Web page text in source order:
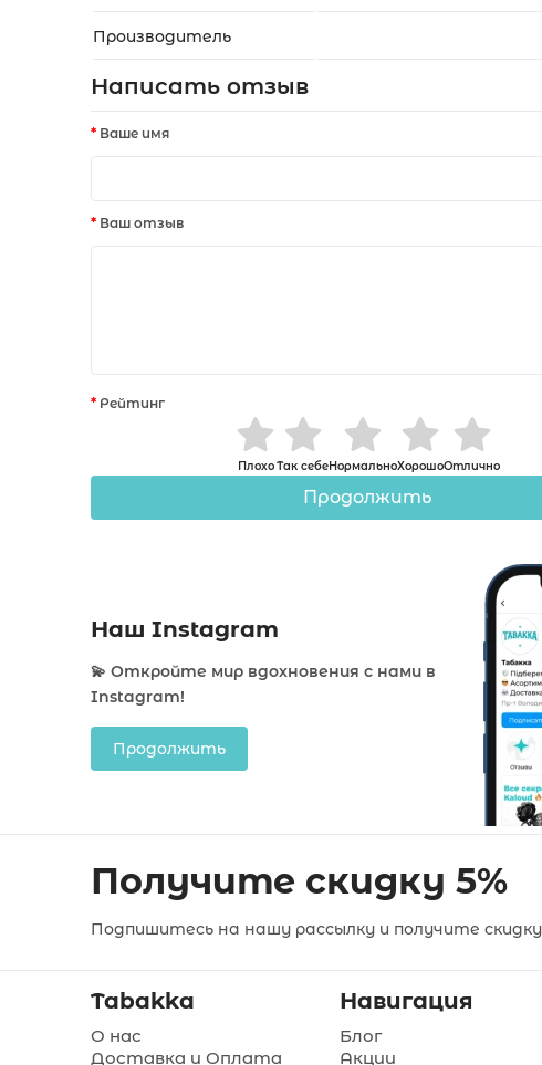
Производитель
Написать отзыв
Ваше имя
Ваш отзыв
Рейтинг
ПлохоТак себеНормальноХорошоОтлично
Продолжить
Наш Instagram
💫 Откройте мир вдохновения с нами в
Instagram!
Продолжить
Получите скидку 5%
Подпишитесь на нашу рассылку и получите
Tabakka
О нас
Доставка и Оплата
Навигация
Блог
Акции